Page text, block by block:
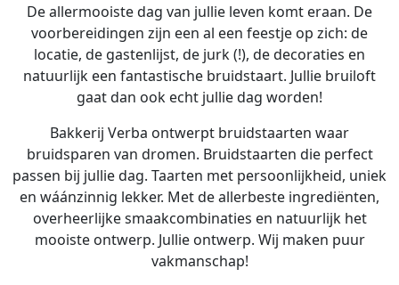
De allermooiste dag van jullie leven komt eraan. De
voorbereidingen zijn een al een feestje op zich: de
locatie, de gastenlijst, de jurk (!), de decoraties en
natuurlijk een fantastische bruidstaart. Jullie bruiloft
gaat dan ook echt jullie dag worden!
Bakkerij Verba ontwerpt bruidstaarten waar
bruidsparen van dromen. Bruidstaarten die perfect
passen bij jullie dag. Taarten met persoonlijkheid, uniek
en wáánzinnig lekker. Met de allerbeste ingrediënten,
overheerlijke smaakcombinaties en natuurlijk het
mooiste ontwerp. Jullie ontwerp. Wij maken puur
vakmanschap!